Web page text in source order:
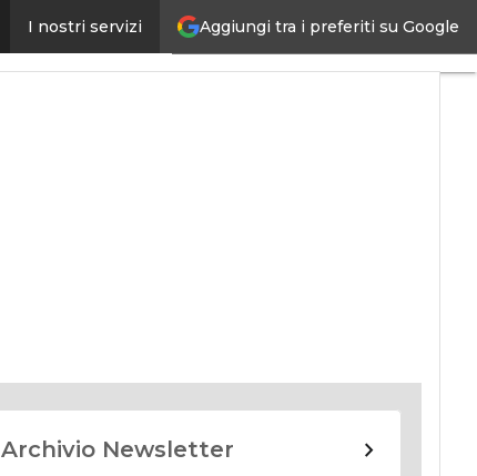
Aggiungi tra i preferiti su Google
I nostri servizi
Archivio Newsletter